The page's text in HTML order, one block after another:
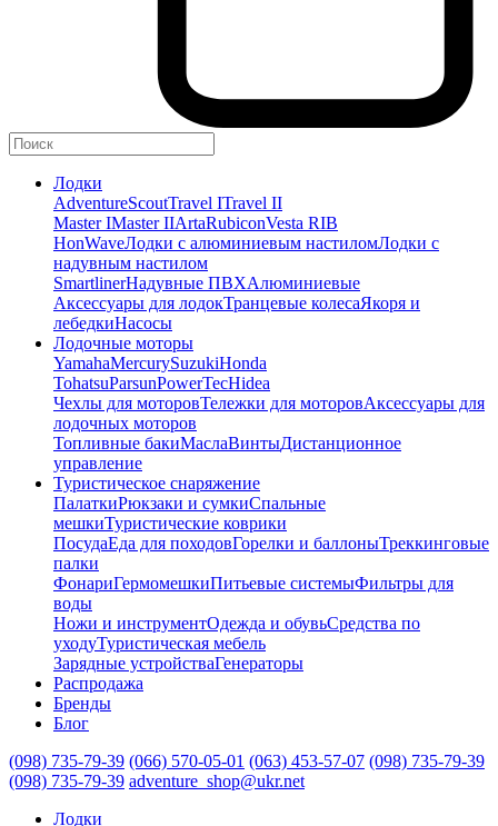
Лодки
AdventureScoutTravel ITravel II
Master IMaster IIArtaRubiconVesta RIB
HonWaveЛодки с алюминиевым настиломЛодки с
надувным настилом
SmartlinerНадувные ПВХАлюминиевые
Аксессуары для лодокТранцевые колесаЯкоря и
лебедкиНасосы
Лодочные моторы
YamahaMercurySuzukiHonda
TohatsuParsunPowerTecHidea
Чехлы для моторовТележки для моторовАксессуары для
лодочных моторов
Топливные бакиМаслаВинтыДистанционное
управление
Туристическое снаряжение
ПалаткиРюкзаки и сумкиСпальные
мешкиТуристические коврики
ПосудаЕда для походовГорелки и баллоныТреккинговые
палки
ФонариГермомешкиПитьевые системыФильтры для
воды
Ножи и инструментОдежда и обувьСредства по
уходуТуристическая мебель
Зарядные устройстваГенераторы
Распродажа
Бренды
Блог
(098) 735-79-39 (066) 570-05-01 (063) 453-57-07 (098) 735-79-39
(098) 735-79-39 adventure_shop@ukr.net
Лодки